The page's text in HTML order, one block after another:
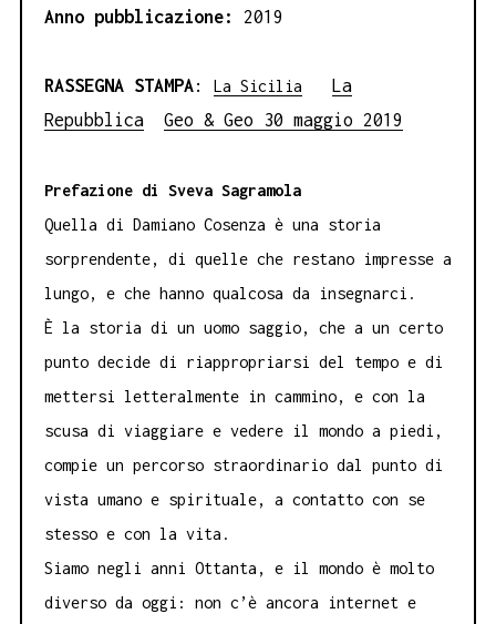
Anno pubblicazione: 2019
RASSEGNA STAMPA: La Sicilia
La
Repubblica
Geo & Geo 30 maggio 2019
Prefazione di Sveva Sagramola
Quella di Damiano Cosenza è una storia
sorprendente, di quelle che restano impresse a
lungo, e che hanno qualcosa da insegnarci.
È la storia di un uomo saggio, che a un certo
punto decide di riappropriarsi del tempo e di
mettersi letteralmente in cammino, e con la
scusa di viaggiare e vedere il mondo a piedi,
compie un percorso straordinario dal punto di
vista umano e spirituale, a contatto con se
stesso e con la vita.
Siamo negli anni Ottanta, e il mondo è molto
diverso da oggi: non c’è ancora internet e